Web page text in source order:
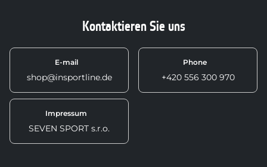
Kontaktieren Sie uns
E-mail
shop@insportline.de
Phone
+420 556 300 970
Impressum
SEVEN SPORT s.r.o.